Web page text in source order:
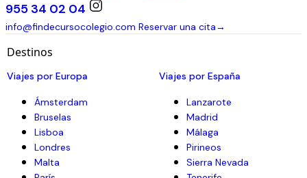
955 34 02 04
info@findecursocolegio.com Reservar una cita→
Destinos
Viajes por Europa
Ámsterdam
Bruselas
Lisboa
Londres
Malta
Viajes por España
Lanzarote
Madrid
Málaga
Pirineos
Sierra Nevada